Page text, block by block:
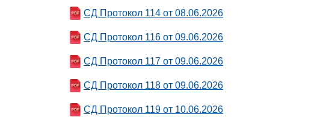
СД Протокол 114 от 08.06.2026
СД Протокол 116 от 09.06.2026
СД Протокол 117 от 09.06.2026
СД Протокол 118 от 09.06.2026
СД Протокол 119 от 10.06.2026